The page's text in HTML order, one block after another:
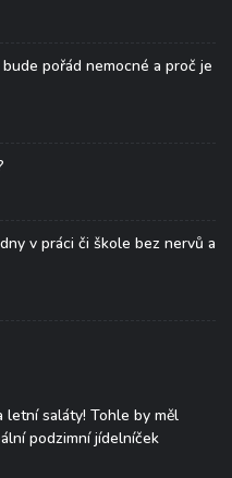
pořád nemocné a proč je
v práci či škole bez nervů a
letní saláty! Tohle by měl
podzimní jídelníček